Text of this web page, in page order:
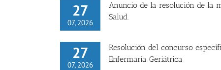
27
07, 2026
Anuncio de la resolución de la
Salud.
27
07, 2026
Resolución del concurso
Enfermaría Geriátrica